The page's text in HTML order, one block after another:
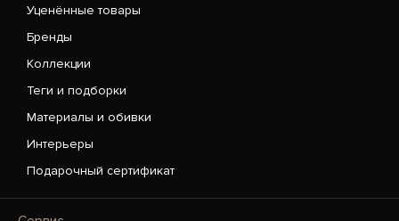
Уценённые товары
Бренды
Коллекции
Теги и подборки
Материалы и обивки
Интерьеры
Подарочный сертификат